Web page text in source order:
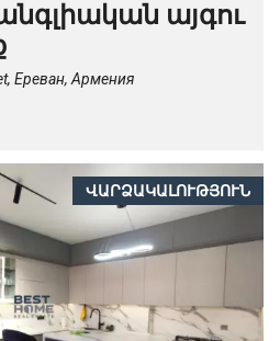
այգու
Ереван, Армения
ՎԱՐՁԱԿԱԼՈՒԹՅՈՒՆ